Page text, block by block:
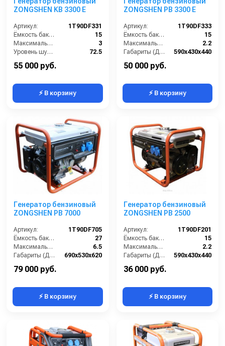
ZONGSHEN KB 3300 E
Артикул:
1T90DF331
Ёмкость бака (л):
15
Максимальная мощность (кВА):
3
Уровень шума (дБ(А)):
72.5
Габариты (ДхШхВ):
55 000 руб.
⚡ В корзину
ZONGSHEN PB 3300 E
Артикул:
1T90DF333
Ёмкость бака (л):
15
Максимальная мощность (кВА):
2.2
Габариты (ДхШхВ):
590х430х440
Количество фаз:
50 000 руб.
⚡ В корзину
Генератор бензиновый
ZONGSHEN PB 7000
Артикул:
1T90DF705
Ёмкость бака (л):
27
Максимальная мощность (кВА):
6.5
Габариты (ДхШхВ):
690х530х620
Количество фаз:
79 000 руб.
⚡ В корзину
Генератор бензиновый
ZONGSHEN PB 2500
Артикул:
1T90DF201
Ёмкость бака (л):
15
Максимальная мощность (кВА):
2.2
Габариты (ДхШхВ):
590х430х440
Количество фаз:
36 000 руб.
⚡ В корзину